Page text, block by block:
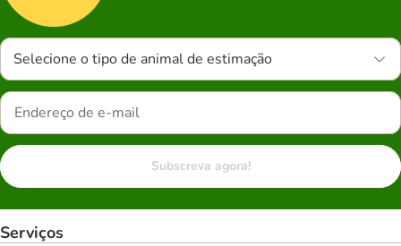
Selecione o tipo de animal de estimação
Subscreva agora!
Serviços